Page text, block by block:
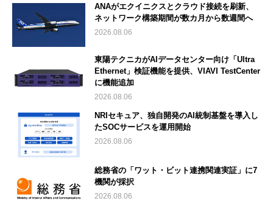
ANAがエクイニクスとクラウド接続を刷新、
ネットワーク構築期間が数カ月から数週間へ
2026.08.06
東陽テクニカがAIデータセンター向け「Ultra
Ethernet」検証機能を提供、VIAVI TestCenter
に機能追加
2026.08.06
NRIセキュア、独自開発のAI統制基盤を導入し
たSOCサービスを運用開始
2026.08.06
総務省の「ワット・ビット連携関連実証」に7
機関が採択
2026.08.06